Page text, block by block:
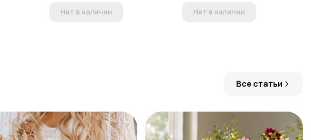
Нет в наличии Нет в наличии
Все статьи